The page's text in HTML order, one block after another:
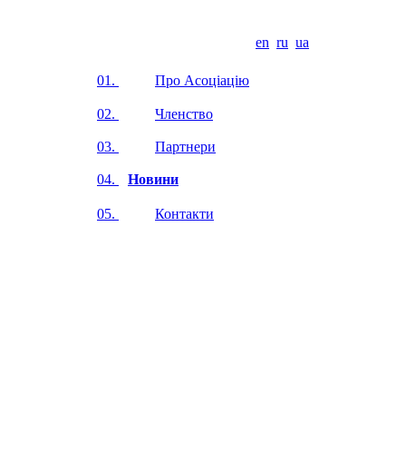
en ru ua
01. Про Асоціацію
02. Членство
03. Партнери
04. Новини
05. Контакти